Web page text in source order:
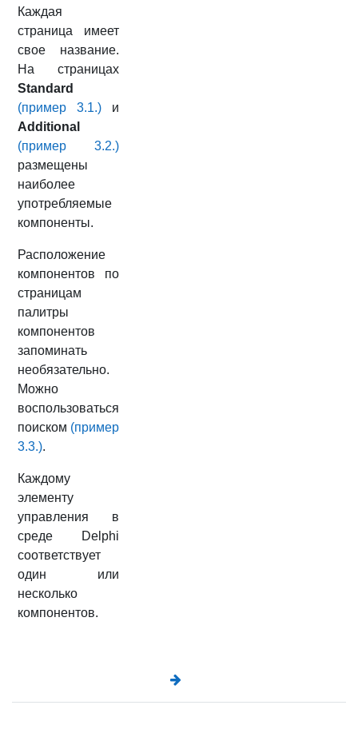
Каждая
страница имеет
свое название.
На страницах
Standard
(пример 3.1.) и
Additional
(пример 3.2.)
размещены
наиболее
употребляемые
компоненты.
Расположение
компонентов по
страницам
палитры
компонентов
запоминать
необязательно.
Можно
воспользоваться
поиском (пример
3.3.).
Каждому
элементу
управления в
среде Delphi
соответствует
один или
несколько
компонентов.